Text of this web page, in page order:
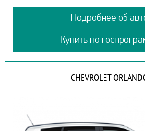
Подробнее об
Купить по
CHEVROLET